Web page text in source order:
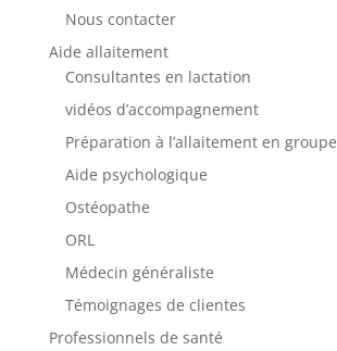
Nous contacter
Aide allaitement
Consultantes en lactation
vidéos d’accompagnement
Préparation à l’allaitement en groupe
Aide psychologique
Ostéopathe
ORL
Médecin généraliste
Témoignages de clientes
Professionnels de santé